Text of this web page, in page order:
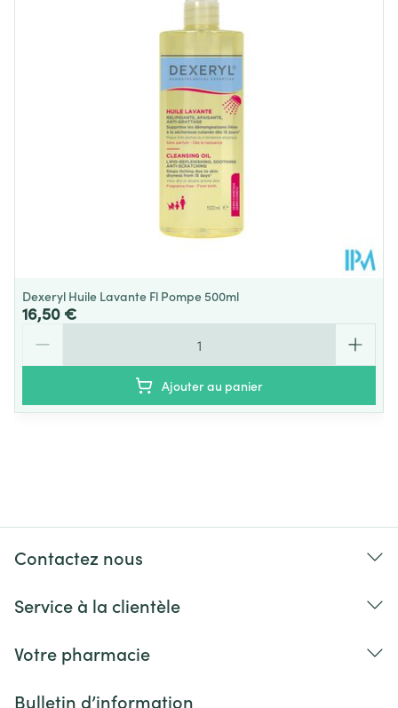
Température ambiante (15°C -
Dexeryl Huile Lavante Fl Pompe 500ml
16,50 €
Ajouter au panier
Contactez nous
Service à la clientèle
Votre pharmacie
Bulletin d’information